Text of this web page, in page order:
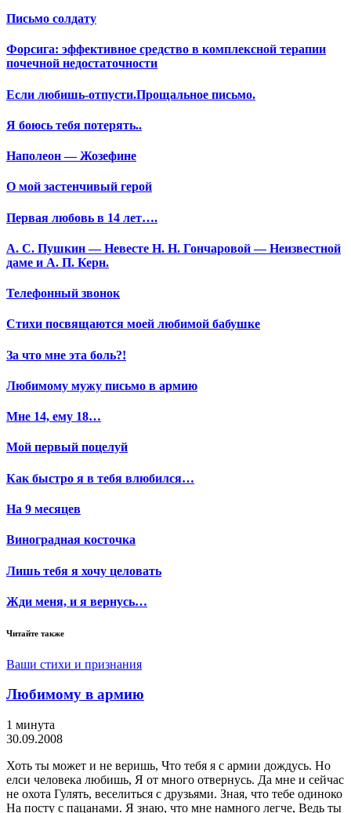
Письмо солдату
Форсига: эффективное средство в комплексной терапии
почечной недостаточности
Если любишь-отпусти.Прощальное письмо.
Я боюсь тебя потерять..
Наполеон — Жозефине
О мой застенчивый герой
Первая любовь в 14 лет….
А. С. Пушкин — Невесте Н. Н. Гончаровой — Неизвестной
даме и А. П. Керн.
Телефонный звонок
Стихи посвящаются моей любимой бабушке
За что мне эта боль?!
Любимому мужу письмо в армию
Мне 14, ему 18…
Мой первый поцелуй
Как быстро я в тебя влюбился…
На 9 месяцев
Виноградная косточка
Лишь тебя я хочу целовать
Жди меня, и я вернусь…
Читайте также
Ваши стихи и признания
Любимому в армию
1 минута
30.09.2008
Хоть ты может и не веришь, Что тебя я с армии дождусь. Но
елси человека любишь, Я от много отвернусь. Да мне и сейчас
не охота Гулять, веселиться с друзьями. Зная, что тебе одиноко
На посту с пацанами. Я знаю, что мне намного легче, Ведь ты